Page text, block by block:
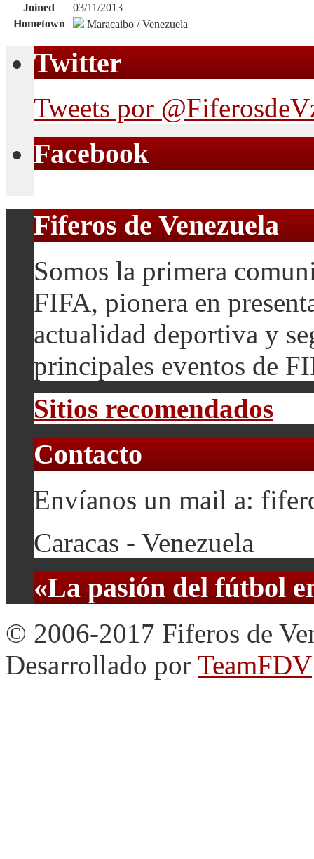
Joined
03/11/2013
Hometown
Maracaibo / Venezuela
Twitter
Tweets por
Facebook
Fiferos de Venezuela
Somos la primera
FIFA, pionera en
actualidad deportiva y
principales eventos de
Sitios recomendados
Contacto
Envíanos un mail a:
Caracas - Venezuela
«La pasión del fútbol
© 2006-2017 Fiferos de
Desarrollado por TeamFDV